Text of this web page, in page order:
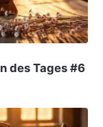
des Tages #6